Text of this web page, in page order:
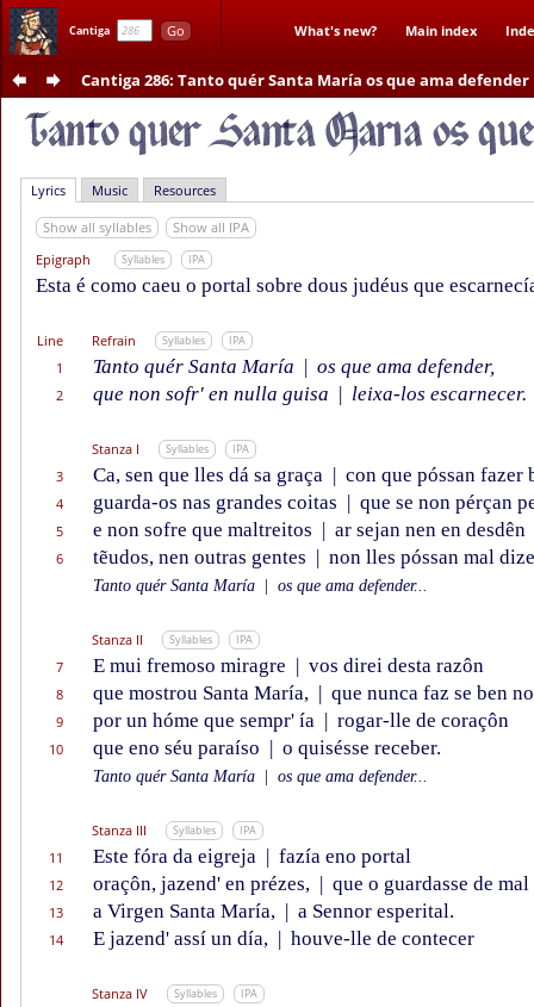
Cantiga Go What's new? Main index
Cantiga 286: Tanto quér Santa María os que ama defender
Lyrics Music Resources
Show all syllables
Show all IPA
Epigraph
Syllables IPA
Esta é como caeu o portal sobre dous judéus que
Line Refrain Syllables IPA
1 Tanto quér Santa María | os que ama defender,
2 que non sofr' en nulla guisa | leixa-los escarnecer.
Stanza I Syllables IPA
3 Ca, sen que lles dá sa graça | con que póssan fazer
4 guarda-os nas grandes coitas | que se non pérçan
5 e non sofre que maltreitos | ar sejan nen en desdên
6 tẽudos, nen outras gentes | non lles póssan mal
Tanto quér Santa María os que ama defender...
Stanza II Syllables IPA
7 E mui fremoso miragre | vos direi desta razôn
8 que mostrou Santa María, | que nunca faz se ben
9 por un hóme que sempr' ía | rogar-lle de coraçôn
10 que eno séu paraíso | o quisésse receber.
Tanto quér Santa María os que ama defender...
Stanza III Syllables IPA
11 Este fóra da eigreja | fazía eno portal
12 oraçôn, jazend' en prézes, | que o guardasse de mal
13 a Virgen Santa María, | a Sennor esperital.
14 E jazend' assí un día, | houve-lle de contecer
Stanza IV Syllables IPA